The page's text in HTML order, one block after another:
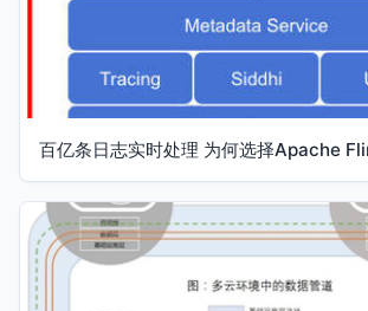
百亿条日志实时处理 为何选择Apache